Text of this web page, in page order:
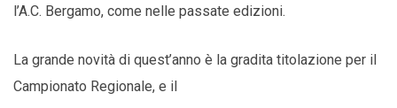
l’A.C. Bergamo, come nelle passate edizioni.
La grande novità di quest’anno è la gradita titolazione per il
Campionato Regionale, e il